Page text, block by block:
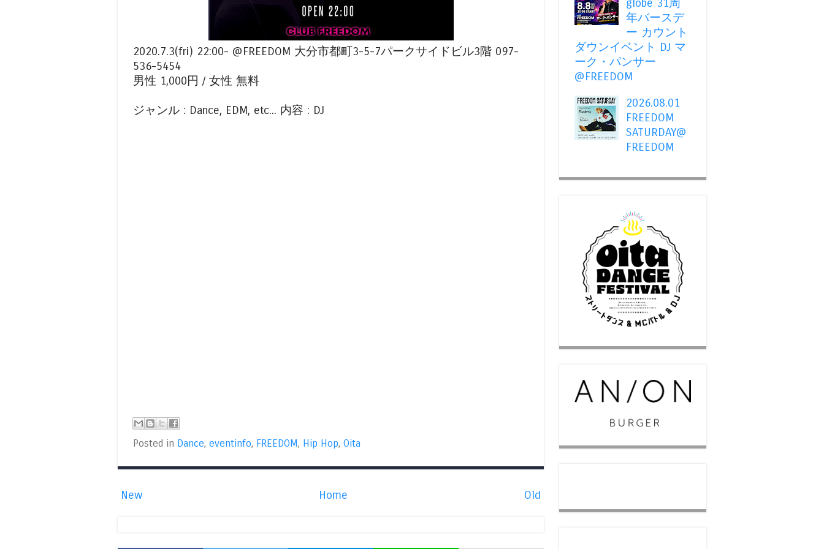
2020.7.3(fri) 22:00- @FREEDOM 大分市都町3-5-7パークサイドビル3階 097-
536-5454
男性 1,000円 / 女性 無料
ジャンル : Dance, EDM, etc... 内容 : DJ
Posted in Dance, eventinfo, FREEDOM, Hip Hop, Oita
New Old
Home
globe 31周
年バースデ
ー カウント
ダウンイベント DJ マ
ーク・パンサー
@FREEDOM
2026.08.01
FREEDOM
SATURDAY@
FREEDOM